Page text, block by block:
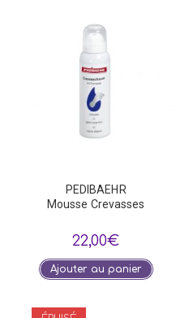
PEDIBAEHR
Mousse Crevasses
22,00€
Ajouter au panier